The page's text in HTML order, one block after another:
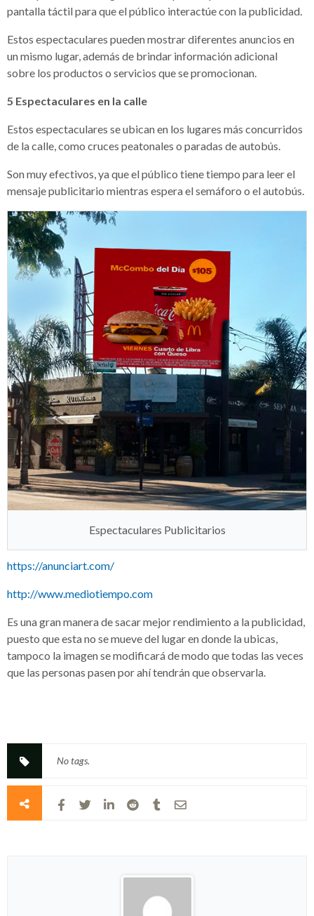
pantalla táctil para que el público interactúe con la publicidad.
Estos espectaculares pueden mostrar diferentes anuncios en
un mismo lugar, además de brindar información adicional
sobre los productos o servicios que se promocionan.
5 Espectaculares en la calle
Estos espectaculares se ubican en los lugares más concurridos
de la calle, como cruces peatonales o paradas de autobús.
Son muy efectivos, ya que el público tiene tiempo para leer el
mensaje publicitario mientras espera el semáforo o el autobús.
Espectaculares Publicitarios
https://anunciart.com/
http://www.mediotiempo.com
Es una gran manera de sacar mejor rendimiento a la publicidad,
puesto que esta no se mueve del lugar en donde la ubicas,
tampoco la imagen se modificará de modo que todas las veces
que las personas pasen por ahí tendrán que observarla.
No tags.